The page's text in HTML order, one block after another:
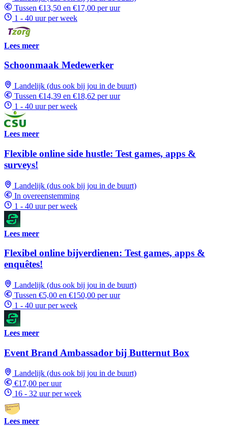
Tussen €13,50 en €17,00 per uur
1 - 40 uur per week
Lees meer
Schoonmaak Medewerker
Landelijk (dus ook bij jou in de buurt)
Tussen €14,39 en €18,62 per uur
1 - 40 uur per week
Lees meer
Flexible online side hustle: Test games, apps &
surveys!
Landelijk (dus ook bij jou in de buurt)
In overeenstemming
1 - 40 uur per week
Lees meer
Flexibel online bijverdienen: Test games, apps &
enquêtes!
Landelijk (dus ook bij jou in de buurt)
Tussen €5,00 en €150,00 per uur
1 - 40 uur per week
Lees meer
Event Brand Ambassador bij Butternut Box
Landelijk (dus ook bij jou in de buurt)
€17,00 per uur
16 - 32 uur per week
Lees meer